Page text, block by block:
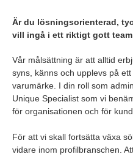
Är du lösningsorienterad,
vill ingå i ett riktigt gott
Vår målsättning är att alltid
syns, känns och upplevs på
varumärke. I din roll som
Unique Specialist som vi
för organisationen och för
För att vi skall fortsätta växa
vidare inom profilbranschen.